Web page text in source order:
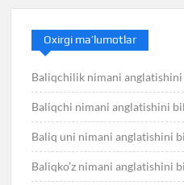
Oxirgi ma’lumotlar
Baliqchilik nimani
Baliqchi nimani anglatishini
Baliq uni nimani anglatishini
Baliqko’z nimani anglatishini